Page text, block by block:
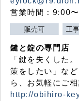
営業時間：9:00
販売可 工
鍵と錠の専門店
「鍵を失くした
策をしたい」な
ら、お気軽にご相
http://obihiro-